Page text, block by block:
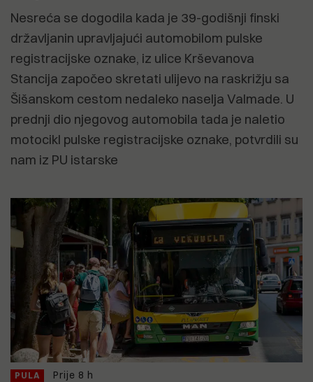
Nesreća se dogodila kada je 39-godišnji finski
državljanin upravljajući automobilom pulske
registracijske oznake, iz ulice Krševanova
Stancija započeo skretati ulijevo na raskrižju sa
Šišanskom cestom nedaleko naselja Valmade. U
prednji dio njegovog automobila tada je naletio
motocikl pulske registracijske oznake, potvrdili su
nam iz PU istarske
PULA Prije 8 h